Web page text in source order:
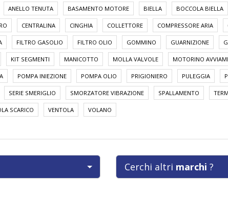
ANELLO TENUTA BASAMENTO MOTORE BIELLA BOCCOLA BIELLA
CENTRALINA CINGHIA COLLETTORE COMPRESSORE ARIA
FILTRO GASOLIO FILTRO OLIO GOMMINO GUARNIZIONE
KIT SEGMENTI MANICOTTO MOLLA VALVOLE MOTORINO
POMPA INIEZIONE POMPA OLIO PRIGIONIERO PULEGGIA
SERIE SMERIGLIO SMORZATORE VIBRAZIONE SPALLAMENTO
SCARICO VENTOLA VOLANO
Cerchi altri marchi ?